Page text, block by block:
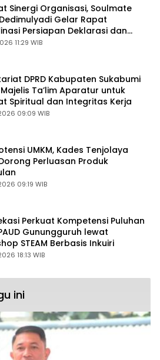
Sinergi Organisasi, Soulmate
Gelar Rapat
Persiapan Deklarasi dan
11:29 WIB
DPRD Kabupaten Sukabumi
Ta’lim Aparatur untuk
Spiritual dan Integritas Kerja
09:09 WIB
UMKM, Kades Tenjolaya
Perluasan Produk
09:19 WIB
Perkuat Kompetensi Puluhan
Gunungguruh lewat
STEAM Berbasis Inkuiri
18:13 WIB
ini